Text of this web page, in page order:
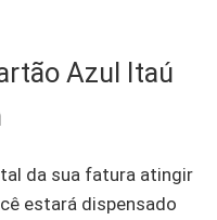
Azul Itaú
da sua fatura atingir
estará dispensado